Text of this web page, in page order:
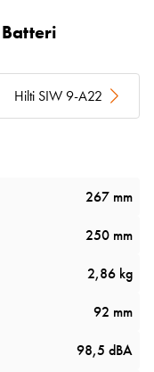
Hilti SIW 9-A22
267 mm
250 mm
2,86 kg
92 mm
98,5 dBA